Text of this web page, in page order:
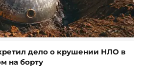
дело о крушении НЛО в
на борту